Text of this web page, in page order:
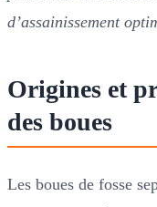
d’assainissement
Origines et
des boues
Les boues de fosse